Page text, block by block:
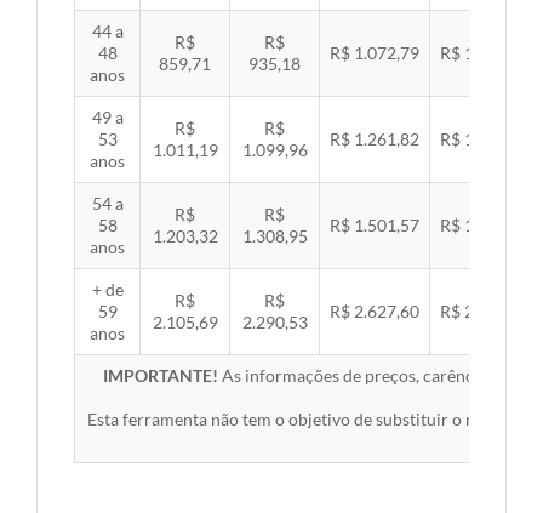
44 a
48
anos
R$
859,71
R$
935,18
R$ 1.072,79 R$ 1.105,53
49 a
53
anos
R$
1.011,19
R$
1.099,96
R$ 1.261,82 R$ 1.300,32
54 a
58
anos
R$
1.203,32
R$
1.308,95
R$ 1.501,57 R$ 1.547,38
+ de
59
anos
R$
2.105,69
R$
2.290,53
R$ 2.627,60 R$ 2.707,76
IMPORTANTE! As informações de preços, carências,
Esta ferramenta não tem o objetivo de substituir o material